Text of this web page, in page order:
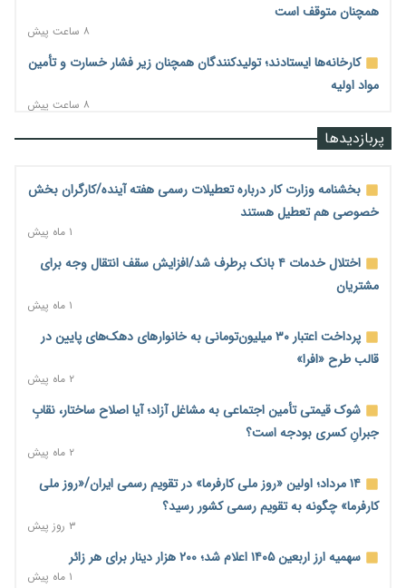
همچنان متوقف است
۸ ساعت پیش
کارخانه‌ها ایستادند؛ تولیدکنندگان همچنان زیر فشار خسارت و تأمین
مواد اولیه
۸ ساعت پیش
قیمت مسکن در دست سازنده‌های خرد؛ چگونه «عددسازی» بازار
۸ ساعت پیش
منابع صندوق ملی مسکن به متقاضیان رسید؛ اولویت با پروژه‌های
هشدار درباره آینده صندوق‌های بازنشستگی؛ اعتماد بیمه‌پردازان را
ترمیم مزد در راه است؟ تأکید بر افزایش مزد پایه و شفافیت سبد
۱۰ ساعت پیش
وام بدون رتبه اعتباری؛ صندوق کارآفرینی امید از حمایت متفاوت
ناترازی برق ۳۰ درصد کاهش یافت؛ وعده وزارت نیرو برای رفع
پربازدیدها
بخشنامه وزارت کار درباره تعطیلات رسمی هفته آینده/کارگران بخش
خصوصی هم تعطیل هستند
۱ ماه پیش
اختلال خدمات ۴ بانک برطرف شد/افزایش سقف انتقال وجه برای
مشتریان
۱ ماه پیش
پرداخت اعتبار ۳۰ میلیون‌تومانی به خانوارهای دهک‌های پایین در
قالب طرح «افرا»
۲ ماه پیش
شوک قیمتی تأمین اجتماعی به مشاغل آزاد؛ آیا اصلاح ساختار، نقابِ
جبرانِ کسری بودجه است؟
۲ ماه پیش
۱۴ مرداد؛ اولین «روز ملی کارفرما» در تقویم رسمی ایران/«روز ملی
کارفرما» چگونه به تقویم رسمی کشور رسید؟
۳ روز پیش
سهمیه ارز اربعین ۱۴۰۵ اعلام شد؛ ۲۰۰ هزار دینار برای هر زائر
۱ ماه پیش